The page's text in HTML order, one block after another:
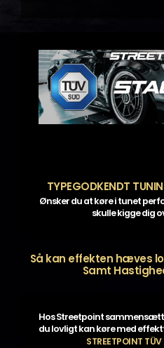
TYPEGODKENDT
Ønsker du at køre i tunet
skulle kigge dig
Så kan effekten hæves
Samt
Hos Streetpoint
du lovligt kan køre med
STREETPOINT